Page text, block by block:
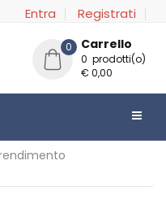
Entra Registrati
0 Carrello
0 prodotti(o)
€ 0,00